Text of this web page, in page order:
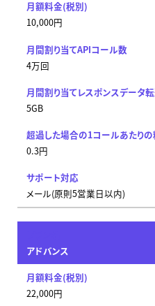
10,000円
4万回
5GB
0.3円
メール(原則5営業日以内)
アドバンス
22,000円